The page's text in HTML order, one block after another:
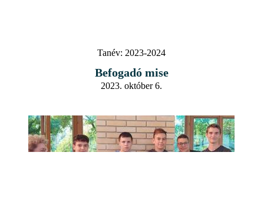
Tanév: 2023-2024
Befogadó mise
2023. október 6.